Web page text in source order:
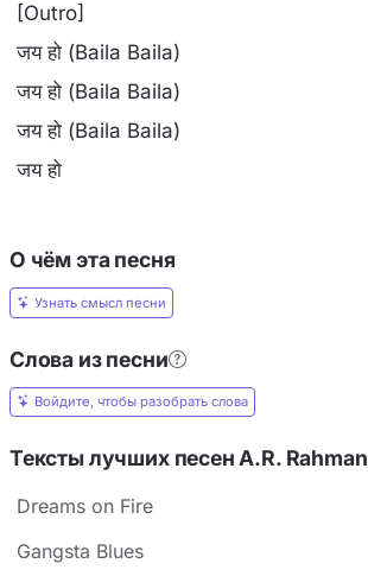
[Outro]
जय हो (Baila Baila)
जय हो (Baila Baila)
जय हो (Baila Baila)
जय हो
О чём эта песня
Узнать смысл песни
Слова из песни
Войдите, чтобы разобрать слова
Тексты лучших песен A.R. Rahman
Dreams on Fire
Gangsta Blues